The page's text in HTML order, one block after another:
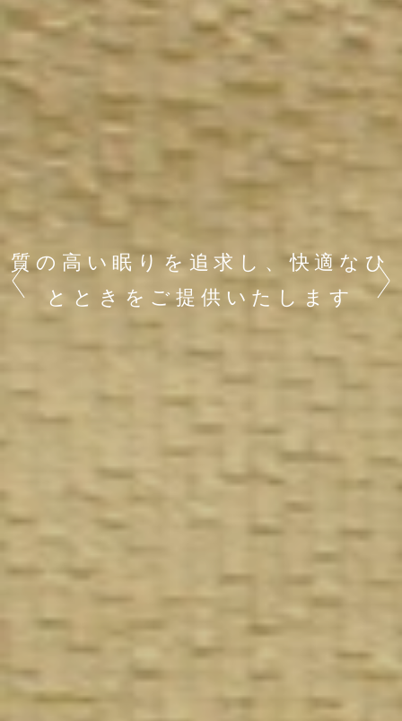
質の高い眠りを追求し、快適なひ
とときをご提供いたします
Previous Next